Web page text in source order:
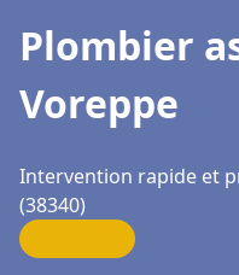
Plombier
Voreppe
Intervention rapide et
(38340)